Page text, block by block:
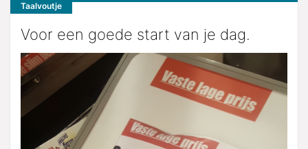
Taalvoutje
Voor een goede start van je dag.